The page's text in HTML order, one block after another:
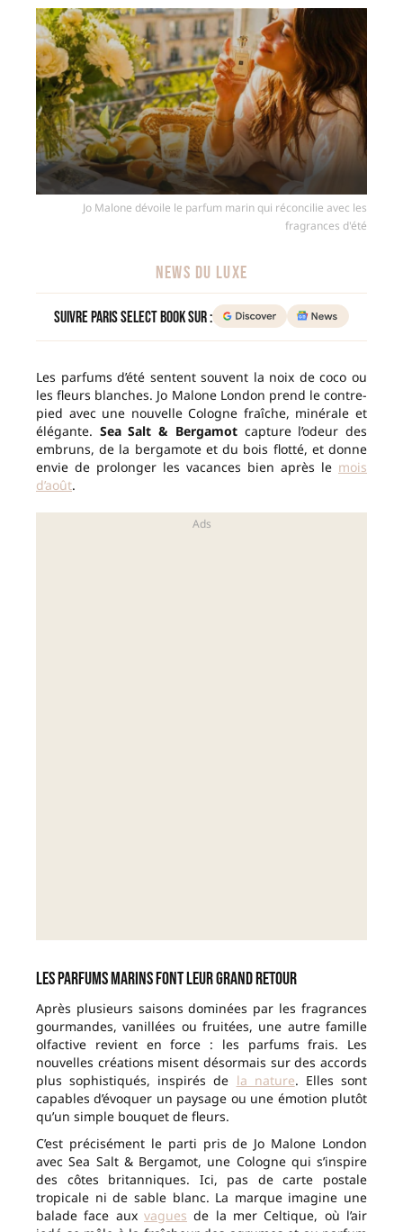
Jo Malone dévoile le parfum marin qui réconcilie avec les
fragrances d'été
NEWS DU LUXE
Suivre Paris Select Book sur :
Les parfums d’été sentent souvent la noix de coco ou
les fleurs blanches. Jo Malone London prend le contre-
pied avec une nouvelle Cologne fraîche, minérale et
élégante. Sea Salt & Bergamotcapture l’odeur des
embruns, de la bergamote et du bois flotté, et donne
envie de prolonger les vacances bien après le mois
d’août.
Les parfums marins font leur grand retour
Après plusieurs saisons dominées par les fragrances
gourmandes, vanillées ou fruitées, une autre famille
olfactive revient en force : les parfums frais. Les
nouvelles créations misent désormais sur des accords
plus sophistiqués, inspirés de la nature. Elles sont
capables d’évoquer un paysage ou une émotion plutôt
qu’un simple bouquet de fleurs.
C’est précisément le parti pris de Jo Malone London
avec Sea Salt & Bergamot, une Cologne qui s’inspire
des côtes britanniques. Ici, pas de carte postale
tropicale ni de sable blanc. La marque imagine une
balade face aux vagues de la mer Celtique, où l’air